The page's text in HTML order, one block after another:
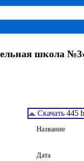
школа
Скачать 445
Название
Дата